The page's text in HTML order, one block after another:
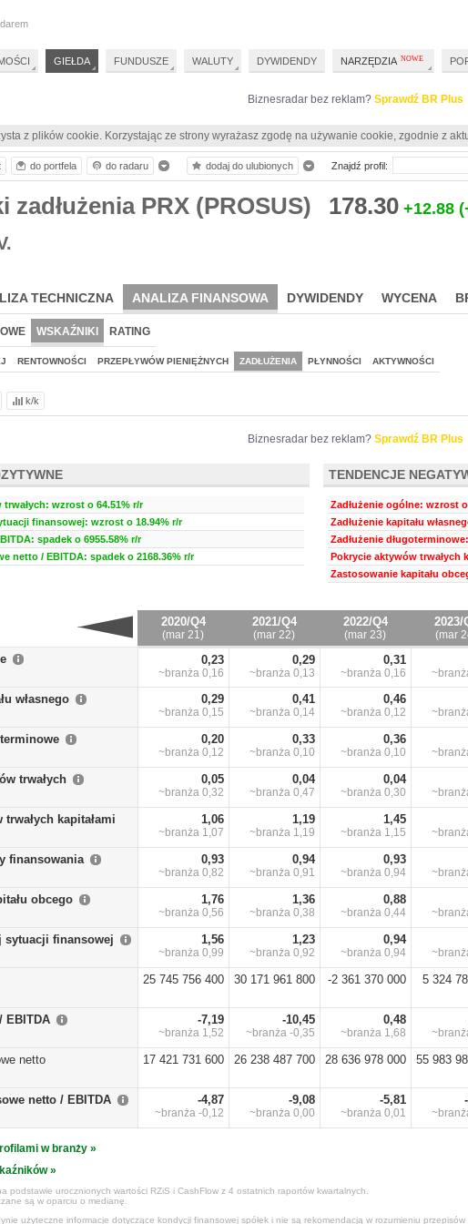
Biznesradar bez reklam? Sprawdź BR Plus
z plików cookie. Korzystając ze strony wyrażasz zgodę na używanie cookie, zgodnie z
zadłużenia PRX (PROSUS) 178.30 +12.88
TECHNICZNA ANALIZA FINANSOWA DYWIDENDY WYCENA
WSKAŹNIKI RATING
RENTOWNOŚCI PRZEPŁYWÓW PIENIĘŻNYCH ZADŁUŻENIA PŁYNNOŚCI AKTYWNOŚCI
k/k
Biznesradar bez reklam? Sprawdź BR Plus
trwałych: wzrost o 64.51% r/r
finansowej: wzrost o 18.94% r/r
spadek o 6955.58% r/r
netto / EBITDA: spadek o 2168.36% r/r
TENDENCJE
Zadłużenie ogólne: wzrost
Zadłużenie kapitału
Zadłużenie
Pokrycie aktywów trwałych
Zastosowanie kapitału
2020/Q4
(mar 21)
2021/Q4
(mar 22)
2022/Q4
(mar 23)
2023/
(mar
0,23
~branża 0,16
0,29
~branża 0,13
0,31
~branża 0,16
własnego 0,29
~branża 0,15
0,41
~branża 0,14
0,46
~branża 0,12
0,20
~branża 0,12
0,33
~branża 0,10
0,36
~branża 0,10
trwałych 0,05
~branża 0,32
0,04
~branża 0,47
0,04
~branża 0,30
kapitałami
1,06
~branża 1,07
1,19
~branża 1,19
1,45
~branża 1,15
finansowania 0,93
~branża 0,82
0,94
~branża 0,91
0,93
~branża 0,94
obcego 1,76
~branża 0,56
1,36
~branża 0,38
0,88
~branża 0,44
sytuacji finansowej 1,56
~branża 0,99
1,23
~branża 0,92
0,94
~branża 0,94
25 745 756 400 30 171 961 800 -2 361 370 000 5 324
EBITDA -7,19
~branża 1,52
-10,45
~branża -0,35
0,48
~branża 1,68
netto 17 421 731 600 26 238 487 700 28 636 978 000 55 983
netto / EBITDA -4,87
~branża -0,12
-9,08
~branża 0,00
-5,81
~branża 0,01
w branży »
»
podstawie urocznionych wartości RZiS i CashFlow z 4 ostatnich raportów kwartalnych.
są w oparciu o medianę.
użyteczne informacje dotyczące kondycji finansowej spółek i nie są rekomendacją w rozumieniu
do portfela do radaru dodaj do ulubionych Znajdź profil:
GIEŁDA FUNDUSZE WALUTY DYWIDENDY NARZĘDZIA